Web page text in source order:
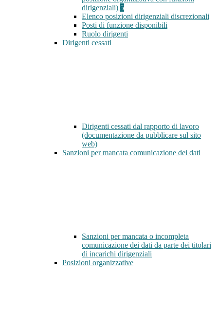
dirigenziali) 5
Elenco posizioni dirigenziali discrezionali
Posti di funzione disponibili
Ruolo dirigenti
Dirigenti cessati
Dirigenti cessati dal rapporto di lavoro
(documentazione da pubblicare sul sito
web)
Sanzioni per mancata comunicazione dei dati
Sanzioni per mancata o incompleta
comunicazione dei dati da parte dei titolari
di incarichi dirigenziali
Posizioni organizzative